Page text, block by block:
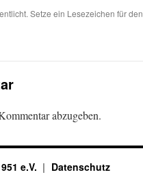
Setze ein Lesezeichen für den
abzugeben.
e.V. Datenschutz